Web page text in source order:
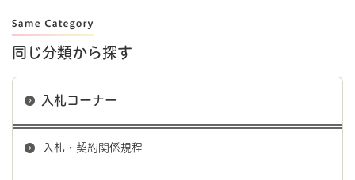
同じ分類から探す
入札コーナー
入札・契約関係規程